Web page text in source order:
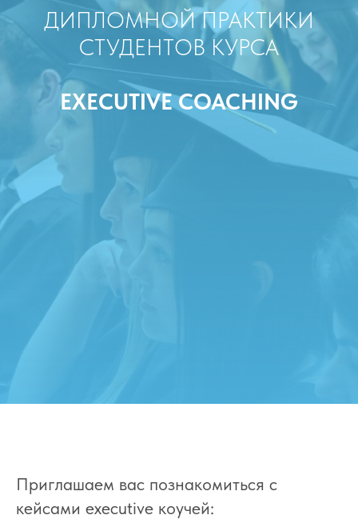
ДИПЛОМНОЙ ПРАКТИКИ
СТУДЕНТОВ КУРСА
EXECUTIVE COACHING
Приглашаем вас познакомиться с
кейсами executive коучей: